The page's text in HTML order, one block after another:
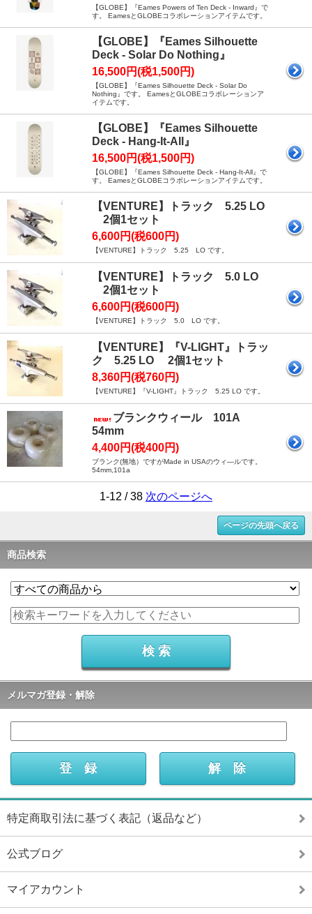
【GLOBE】『Eames Powers of Ten Deck - Inward』で
す。 EamesとGLOBEコラボレーションアイテムです。
【GLOBE】『Eames Silhouette
Deck - Solar Do Nothing』
16,500円(税1,500円)
【GLOBE】『Eames Silhouette Deck - Solar Do
Nothing』です。 EamesとGLOBEコラボレーションア
イテムです。
【GLOBE】『Eames Silhouette
Deck - Hang-It-All』
16,500円(税1,500円)
【GLOBE】『Eames Silhouette Deck - Hang-It-All』で
す。 EamesとGLOBEコラボレーションアイテムです。
【VENTURE】トラック 5.25 LO
2個1セット
6,600円(税600円)
【VENTURE】トラック 5.25 LO です。
【VENTURE】トラック 5.0 LO
2個1セット
6,600円(税600円)
【VENTURE】トラック 5.0 LO です。
【VENTURE】『V-LIGHT』トラッ
ク 5.25 LO 2個1セット
8,360円(税760円)
【VENTURE】『V-LIGHT』トラック 5.25 LO です。
ブランクウィール 101A
54mm
4,400円(税400円)
ブランク(無地）ですがMade in USAのウィ―ルです。
54mm,101a
1-12 / 38 次のページへ
ページの先頭へ戻る
商品検索
メルマガ登録・解除
特定商取引法に基づく表記（返品など）
公式ブログ
マイアカウント